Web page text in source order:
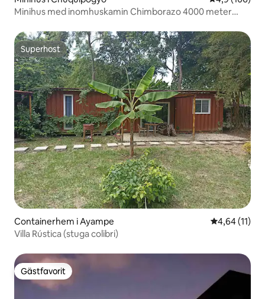
Minihus med inomhuskamin Chimborazo 4000 meter
Superhost
Superhost
Containerhem i Ayampe 4,64 av 5 i
4,64 (11)
Villa Rústica (stuga colibri)
Gästfavorit
Gästfavorit